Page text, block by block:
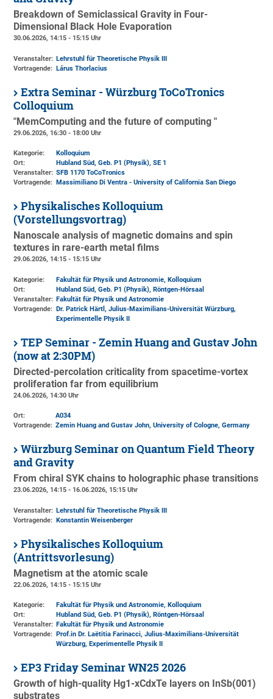
Breakdown of Semiclassical Gravity in Four-
Dimensional Black Hole Evaporation
30.06.2026, 14:15 - 15:15 Uhr
Veranstalter: Lehrstuhl für Theoretische Physik III
Vortragende: Lárus Thorlacius
Extra Seminar - Würzburg ToCoTronics
Colloquium
"MemComputing and the future of computing "
29.06.2026, 16:30 - 18:00 Uhr
Kategorie:
Kolloquium
Ort:
Hubland Süd, Geb. P1 (Physik), SE 1
Veranstalter: SFB 1170 ToCoTronics
Vortragende:
Massimiliano Di Ventra - University of California San Diego
Physikalisches Kolloquium
(Vorstellungsvortrag)
Nanoscale analysis of magnetic domains and spin
textures in rare-earth metal films
29.06.2026, 14:15 - 15:15 Uhr
Kategorie:
Fakultät für Physik und Astronomie, Kolloquium
Ort:
Hubland Süd, Geb. P1 (Physik), Röntgen-Hörsaal
Veranstalter: Fakultät für Physik und Astronomie
Vortragende: Dr. Patrick Härtl, Julius-Maximilians-Universität Würzburg,
Experimentelle Physik II
TEP Seminar - Zemin Huang and Gustav John
(now at 2:30PM)
Directed-percolation criticality from spacetime-vortex
proliferation far from equilibrium
24.06.2026, 14:30 Uhr
Ort:
A034
Vortragende: Zemin Huang and Gustav John, University of Cologne, Germany
Würzburg Seminar on Quantum Field Theory
and Gravity
From chiral SYK chains to holographic phase transitions
23.06.2026, 14:15 - 16.06.2026, 15:15 Uhr
Veranstalter: Lehrstuhl für Theoretische Physik III
Vortragende: Konstantin Weisenberger
Physikalisches Kolloquium
(Antrittsvorlesung)
Magnetism at the atomic scale
22.06.2026, 14:15 - 15:15 Uhr
Kategorie:
Fakultät für Physik und Astronomie, Kolloquium
Ort:
Hubland Süd, Geb. P1 (Physik), Röntgen-Hörsaal
Veranstalter: Fakultät für Physik und Astronomie
Vortragende:
Prof.in Dr. Laëtitia Farinacci, Julius-Maximilians-Universität
Würzburg, Experimentelle Physik II
EP3 Friday Seminar WN25 2026
Growth of high-quality Hg1-xCdxTe layers on InSb(001)
substrates